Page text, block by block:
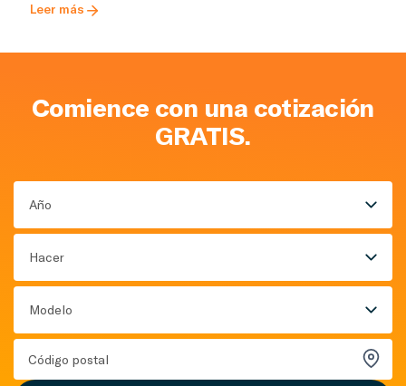
Leer más
Comience con una cotización
GRATIS.
Año
Hacer
Modelo